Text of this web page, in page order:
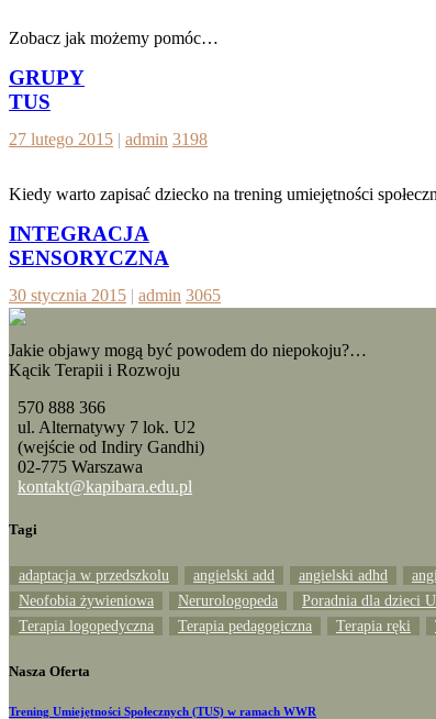
Zobacz jak możemy pomóc…
GRUPY
TUS
27 lutego 2015 | admin 3198
Kiedy warto zapisać dziecko na trening umiejętności
INTEGRACJA
SENSORYCZNA
30 stycznia 2015 | admin 3065
Jakie objawy mogą być powodem do niepokoju?…
Kącik Terapii i Rozwoju
570 888 366
ul. Alternatywy 7 lok. U2
(wejście od Indiry Gandhi)
02-775 Warszawa
kontakt@kapibara.edu.pl
Tagi
adaptacja w przedszkolu angielski add angielski adhd
Neofobia żywieniowa
Nerurologopeda Poradnia dla dzieci
Terapia logopedyczna
Terapia pedagogiczna Terapia ręki
Nasza Oferta
Trening Umiejętności Społecznych (TUS) w ramach WWR